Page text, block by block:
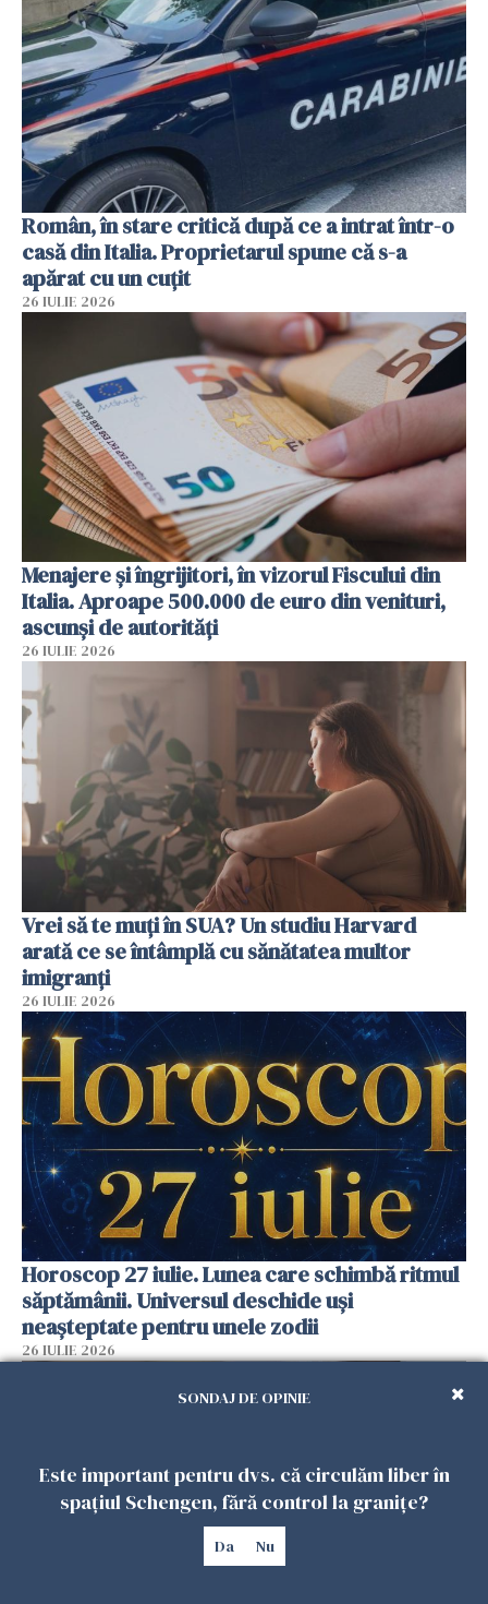
Român, în stare critică după ce a intrat într-o
casă din Italia. Proprietarul spune că s-a
apărat cu un cuțit
26 IULIE 2026
Menajere și îngrijitori, în vizorul Fiscului din
Italia. Aproape 500.000 de euro din venituri,
ascunși de autorități
26 IULIE 2026
Vrei să te muți în SUA? Un studiu Harvard
arată ce se întâmplă cu sănătatea multor
imigranți
26 IULIE 2026
Horoscop 27 iulie. Lunea care schimbă ritmul
săptămânii. Universul deschide uși
neașteptate pentru unele zodii
26 IULIE 2026
SONDAJ DE OPINIE
Este important pentru dvs. că circulăm liber în
spațiul Schengen, fără control la granițe?
Da Nu